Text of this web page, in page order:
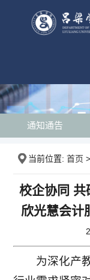
通知通告
当前位置:首页
校企协同
欣光慧会计
为深化产